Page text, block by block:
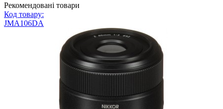
Рекомендовані товари
Код товару:
JMA106DA